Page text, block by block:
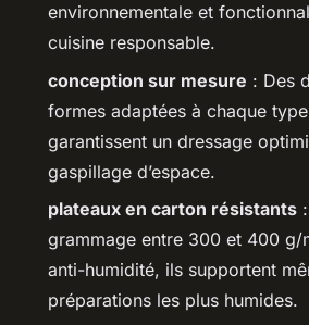
environnementale et
cuisine responsable.
conception sur mesure : Des
formes adaptées à chaque
garantissent un dressage
gaspillage d’espace.
plateaux en carton résistants
grammage entre 300 et 400 g/
anti-humidité, ils supportent
préparations les plus humides.